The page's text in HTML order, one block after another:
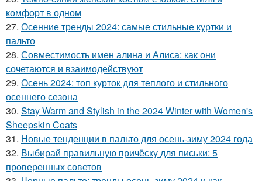
комфорт в одном
27. Осенние тренды 2024: самые стильные куртки и
пальто
28. Совместимость имен алина и Алиса: как они
сочетаются и взаимодействуют
29. Осень 2024: топ курток для теплого и стильного
осеннего сезона
30. Stay Warm and Stylish in the 2024 Winter with Women's
Sheepskin Coats
31. Новые тенденции в пальто для осень-зиму 2024 года
32. Выбирай правильную причёску для письки: 5
проверенных советов